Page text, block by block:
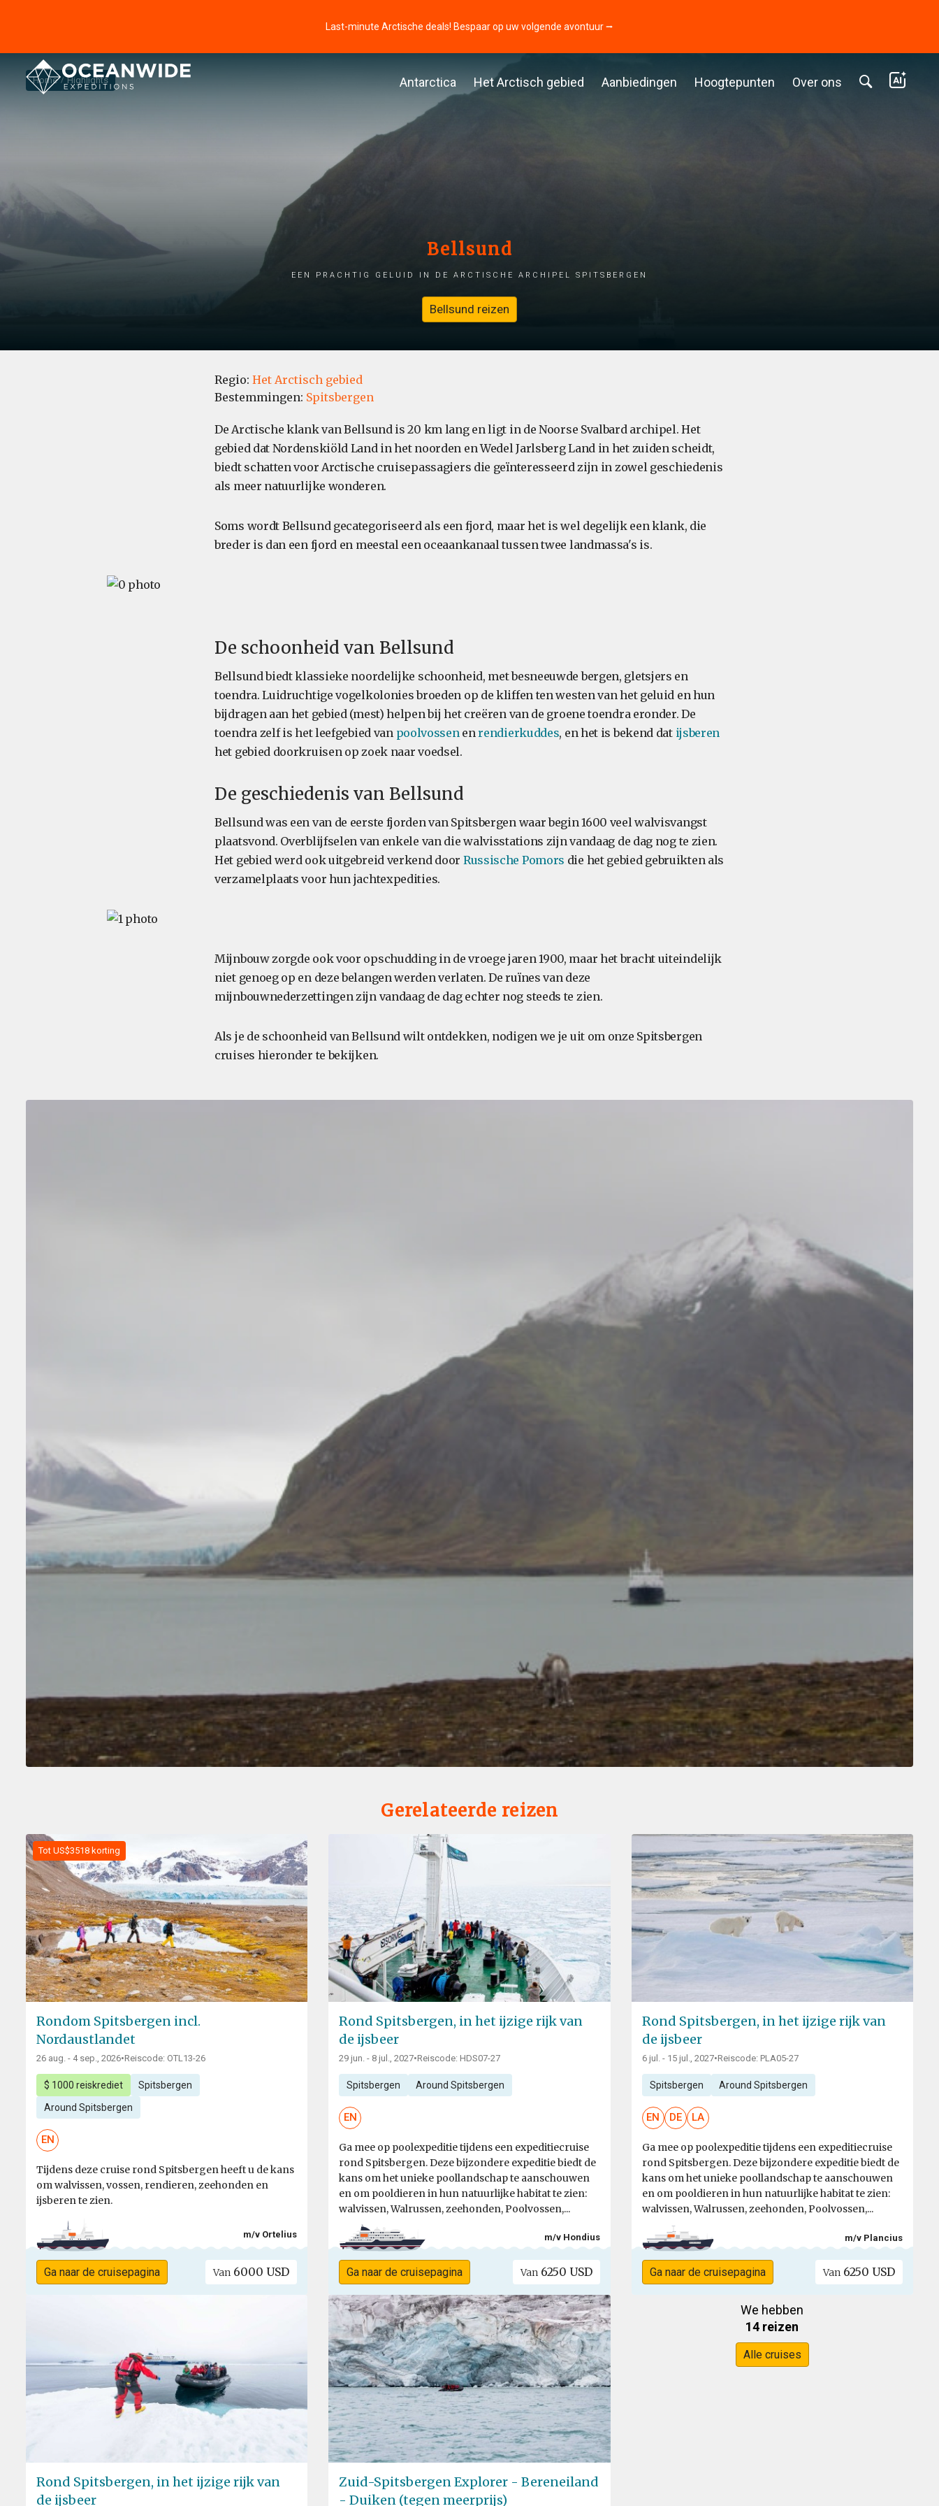
Last-minute Arctische deals! Bespaar op uw volgende avontuur ⭢
Antarctica Het Arctisch gebied Aanbiedingen Hoogtepunten Over ons
Home Highlights
Bellsund
Een prachtig geluid in de Arctische archipel Spitsbergen
Bellsund reizen
Regio: Het Arctisch gebied
Bestemmingen: Spitsbergen
De Arctische klank van Bellsund is 20 km lang en ligt in de Noorse Svalbard archipel. Het
gebied dat Nordenskiöld Land in het noorden en Wedel Jarlsberg Land in het zuiden scheidt,
biedt schatten voor Arctische cruisepassagiers die geïnteresseerd zijn in zowel geschiedenis
als meer natuurlijke wonderen.
Soms wordt Bellsund gecategoriseerd als een fjord, maar het is wel degelijk een klank, die
breder is dan een fjord en meestal een oceaankanaal tussen twee landmassa's is.
De schoonheid van Bellsund
Bellsund biedt klassieke noordelijke schoonheid, met besneeuwde bergen, gletsjers en
toendra. Luidruchtige vogelkolonies broeden op de kliffen ten westen van het geluid en hun
bijdragen aan het gebied (mest) helpen bij het creëren van de groene toendra eronder. De
toendra zelf is het leefgebied van poolvossenenrendierkuddes, en het is bekend dat ijsberen
het gebied doorkruisen op zoek naar voedsel.
De geschiedenis van Bellsund
Bellsund was een van de eerste fjorden van Spitsbergen waar begin 1600 veel walvisvangst
plaatsvond. Overblijfselen van enkele van die walvisstations zijn vandaag de dag nog te zien.
Het gebied werd ook uitgebreid verkend door Russische Pomors die het gebied gebruikten als
verzamelplaats voor hun jachtexpedities.
Mijnbouw zorgde ook voor opschudding in de vroege jaren 1900, maar het bracht uiteindelijk
niet genoeg op en deze belangen werden verlaten. De ruïnes van deze
mijnbouwnederzettingen zijn vandaag de dag echter nog steeds te zien.
Als je de schoonheid van Bellsund wilt ontdekken, nodigen we je uit om onze Spitsbergen
cruises hieronder te bekijken.
Gerelateerde reizen
Tot US$3518 korting
Rondom Spitsbergen incl.
Nordaustlandet
26 aug. - 4 sep., 2026•Reiscode: OTL13-26
$ 1000 reiskrediet Spitsbergen
Around Spitsbergen
EN
Tijdens deze cruise rond Spitsbergen heeft u de kans
om walvissen, vossen, rendieren, zeehonden en
ijsberen te zien.
m/v Ortelius
Ga naar de cruisepagina Van 6000 USD
Rond Spitsbergen, in het ijzige rijk van
de ijsbeer
29 jun. - 8 jul., 2027•Reiscode: HDS07-27
Spitsbergen Around Spitsbergen
EN
Ga mee op poolexpeditie tijdens een expeditiecruise
rond Spitsbergen. Deze bijzondere expeditie biedt de
kans om het unieke poollandschap te aanschouwen
en om pooldieren in hun natuurlijke habitat te zien:
walvissen, Walrussen, zeehonden, Poolvossen,...
m/v Hondius
Ga naar de cruisepagina Van 6250 USD
Rond Spitsbergen, in het ijzige rijk van
de ijsbeer
6 jul. - 15 jul., 2027•Reiscode: PLA05-27
Spitsbergen Around Spitsbergen
EN DE LA
Ga mee op poolexpeditie tijdens een expeditiecruise
rond Spitsbergen. Deze bijzondere expeditie biedt de
kans om het unieke poollandschap te aanschouwen
en om pooldieren in hun natuurlijke habitat te zien:
walvissen, Walrussen, zeehonden, Poolvossen,...
m/v Plancius
Ga naar de cruisepagina Van 6250 USD
Rond Spitsbergen, in het ijzige rijk van
de ijsbeer
Zuid-Spitsbergen Explorer - Bereneiland
- Duiken (tegen meerprijs)
We hebben
14 reizen
Alle cruises